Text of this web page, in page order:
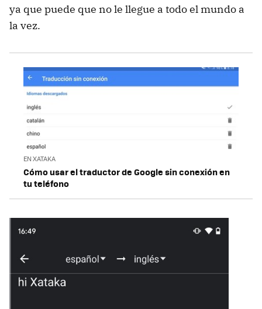
ya que puede que no le llegue a todo el mundo a
la vez.
EN XATAKA
Cómo usar el traductor de Google sin conexión en
tu teléfono